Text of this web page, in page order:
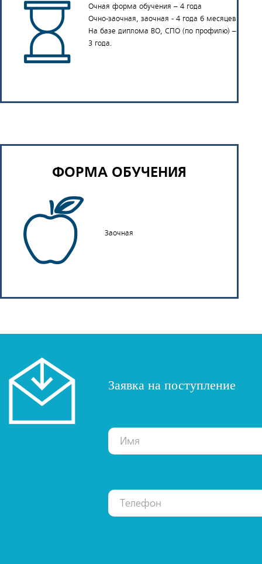
Очная форма обучения – 4 года
Очно-заочная, заочная - 4 года 6 месяцев
На базе диплома ВО, СПО (по профилю) –
3 года.
ФОРМА ОБУЧЕНИЯ
Заочная
Заявка на поступление